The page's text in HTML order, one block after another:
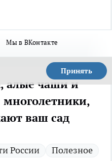
Мы в ВКонтакте
Принять
алые чаши и
многолетники,
ваш сад
России Полезное